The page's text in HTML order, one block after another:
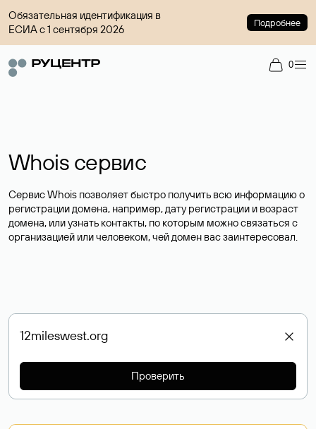
Обязательная идентификация в
ЕСИА с 1 сентября 2026
Подробнее
0
Whois сервис
Сервис Whois позволяет быстро получить всю информацию о
регистрации домена, например, дату регистрации и возраст
домена, или узнать контакты, по которым можно связаться с
организацией или человеком, чей домен вас заинтересовал.
Проверить